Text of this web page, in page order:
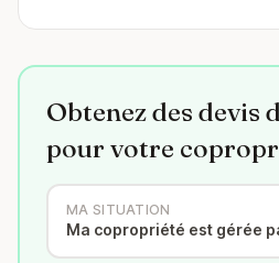
Obtenez des devis
pour votre
MA SITUATION
Ma copropriété est gérée